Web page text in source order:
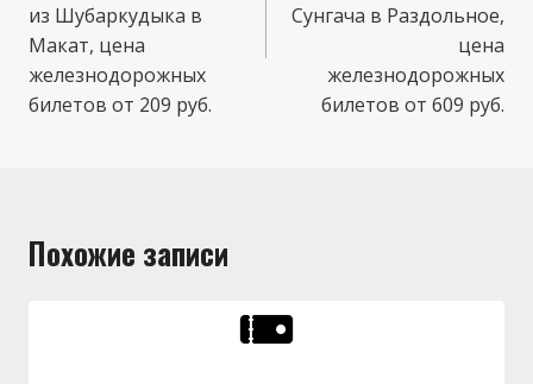
из Шубаркудыка в
Макат, цена
железнодорожных
билетов от 209 руб.
Сунгача в Раздольное,
цена
железнодорожных
билетов от 609 руб.
Похожие записи